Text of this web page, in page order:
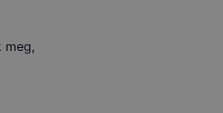
meg,